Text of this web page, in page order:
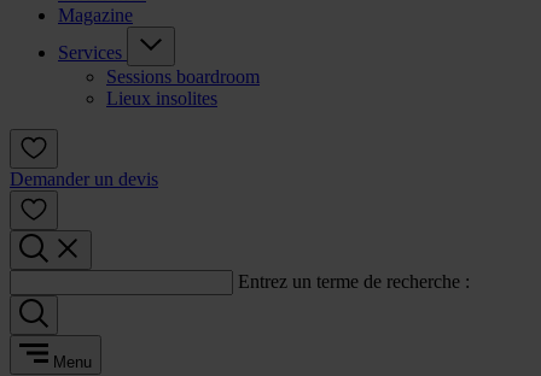
Magazine
Services
Sessions boardroom
Lieux insolites
Demander un devis
Entrez un terme de recherche :
Menu